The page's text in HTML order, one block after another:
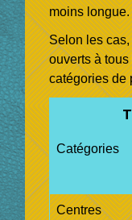
moins longue.
Selon les
ouverts à
catégories de
Catégories
Centres